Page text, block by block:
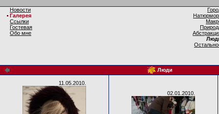
Новости
Галерея
Ссылки
Гостевая
Обо мне
Люди
11.05.2010.
02.01.2010.